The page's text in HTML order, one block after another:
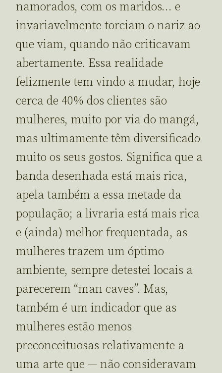
namorados, com os maridos… e
invariavelmente torciam o nariz ao
que viam, quando não criticavam
abertamente. Essa realidade
felizmente tem vindo a mudar, hoje
cerca de 40% dos clientes são
mulheres, muito por via do mangá,
mas ultimamente têm diversificado
muito os seus gostos. Significa que a
banda desenhada está mais rica,
apela também a essa metade da
população; a livraria está mais rica
e (ainda) melhor frequentada, as
mulheres trazem um óptimo
ambiente, sempre detestei locais a
parecerem “man caves”. Mas,
também é um indicador que as
mulheres estão menos
preconceituosas relativamente a
uma arte que — não consideravam